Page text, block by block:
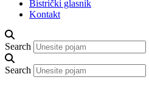
Bistrički glasnik
Kontakt
Search
Search